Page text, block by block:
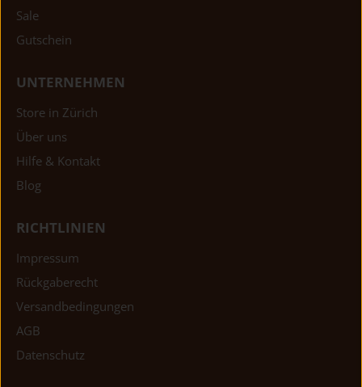
Sale
Gutschein
UNTERNEHMEN
Store in Zürich
Über uns
Hilfe & Kontakt
Blog
RICHTLINIEN
Impressum
Rückgaberecht
Versandbedingungen
AGB
Datenschutz